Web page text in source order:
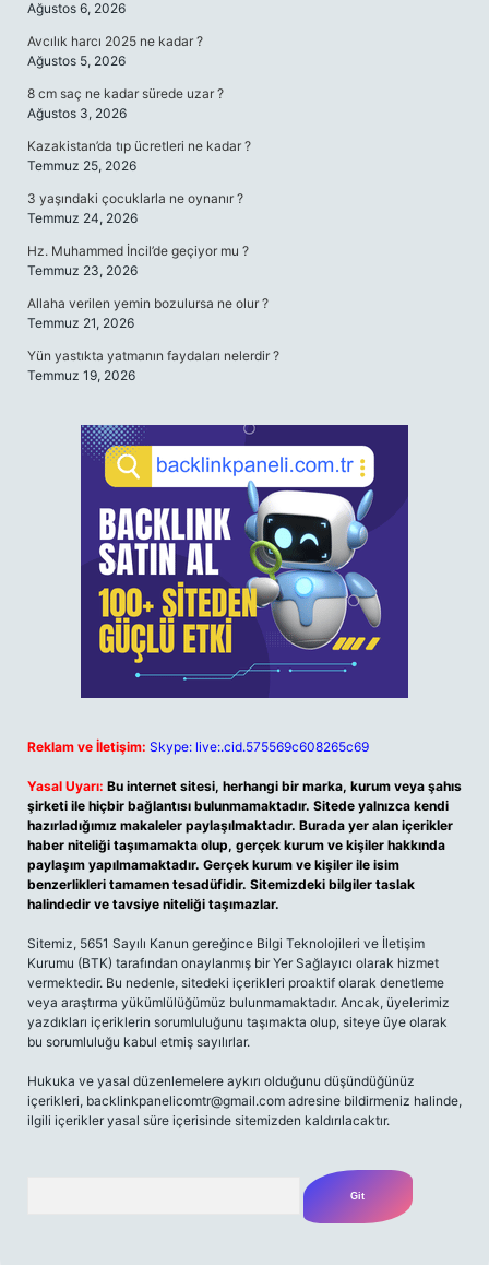
Ağustos 6, 2026
Avcılık harcı 2025 ne kadar ?
Ağustos 5, 2026
8 cm saç ne kadar sürede uzar ?
Ağustos 3, 2026
Kazakistan’da tıp ücretleri ne kadar ?
Temmuz 25, 2026
3 yaşındaki çocuklarla ne oynanır ?
Temmuz 24, 2026
Hz. Muhammed İncil’de geçiyor mu ?
Temmuz 23, 2026
Allaha verilen yemin bozulursa ne olur ?
Temmuz 21, 2026
Yün yastıkta yatmanın faydaları nelerdir ?
Temmuz 19, 2026
Reklam ve İletişim: Skype: live:.cid.575569c608265c69
Yasal Uyarı: Bu internet sitesi, herhangi bir marka, kurum veya şahıs
şirketi ile hiçbir bağlantısı bulunmamaktadır. Sitede yalnızca kendi
hazırladığımız makaleler paylaşılmaktadır. Burada yer alan içerikler
haber niteliği taşımamakta olup, gerçek kurum ve kişiler hakkında
paylaşım yapılmamaktadır. Gerçek kurum ve kişiler ile isim
benzerlikleri tamamen tesadüfidir. Sitemizdeki bilgiler taslak
halindedir ve tavsiye niteliği taşımazlar.
Sitemiz, 5651 Sayılı Kanun gereğince Bilgi Teknolojileri ve İletişim
Kurumu (BTK) tarafından onaylanmış bir Yer Sağlayıcı olarak hizmet
vermektedir. Bu nedenle, sitedeki içerikleri proaktif olarak denetleme
veya araştırma yükümlülüğümüz bulunmamaktadır. Ancak, üyelerimiz
yazdıkları içeriklerin sorumluluğunu taşımakta olup, siteye üye olarak
bu sorumluluğu kabul etmiş sayılırlar.
Hukuka ve yasal düzenlemelere aykırı olduğunu düşündüğünüz
içerikleri, backlinkpanelicomtr@gmail.com adresine bildirmeniz halinde,
ilgili içerikler yasal süre içerisinde sitemizden kaldırılacaktır.